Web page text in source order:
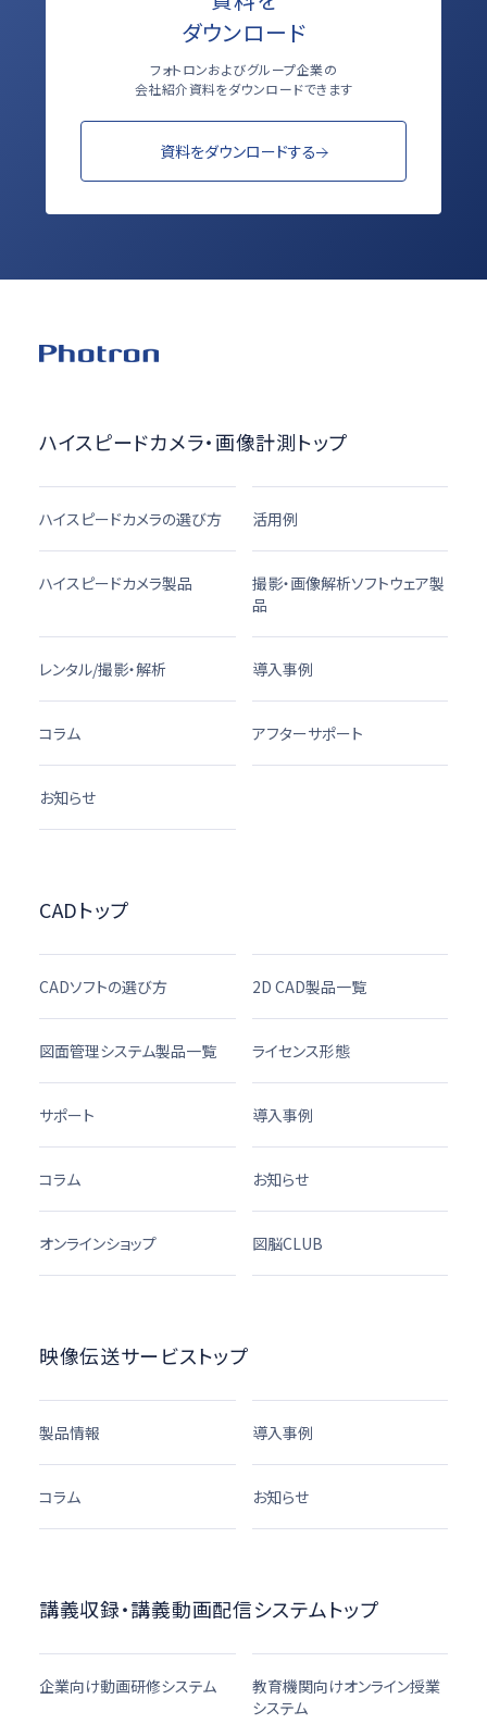
ダウンロード
フォトロンおよびグループ企業の
会社紹介資料をダウンロードできます
資料をダウンロードする
ハイスピードカメラ・画像計測トップ
ハイスピードカメラの選び方 活用例
ハイスピードカメラ製品
撮影・画像解析ソフトウェア製
品
レンタル/撮影・解析 導入事例
コラム アフターサポート
お知らせ
CADトップ
CADソフトの選び方 2D CAD製品一覧
図面管理システム製品一覧 ライセンス形態
サポート 導入事例
コラム お知らせ
オンラインショップ 図脳CLUB
映像伝送サービストップ
製品情報 導入事例
コラム お知らせ
講義収録・講義動画配信システムトップ
企業向け動画研修システム
教育機関向けオンライン授業
システム